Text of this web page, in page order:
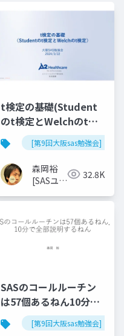
t検定の基礎(Student
のt検定とWelchのt検
定)
[第9回大阪sas勉強会]
森岡裕
[SASユー
世話人]
32.8K
SASのコールルーチン
は57個あるねん10分で
全部説明するねん
[第9回大阪sas勉強会]